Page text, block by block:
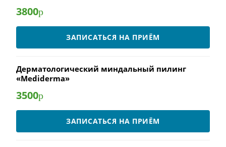
3800р
ЗАПИСАТЬСЯ НА ПРИЁМ
Дерматологический миндальный пилинг
«Mediderma»
3500р
ЗАПИСАТЬСЯ НА ПРИЁМ